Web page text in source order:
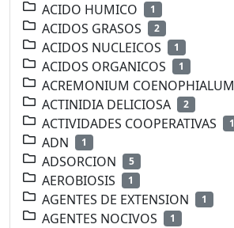
ACIDO HUMICO 1
ACIDOS GRASOS 2
ACIDOS NUCLEICOS 1
ACIDOS ORGANICOS 1
ACREMONIUM COENOPHIALUM
ACTINIDIA DELICIOSA 2
ACTIVIDADES COOPERATIVAS 1
ADN 1
ADSORCION 5
AEROBIOSIS 1
AGENTES DE EXTENSION 1
AGENTES NOCIVOS 1